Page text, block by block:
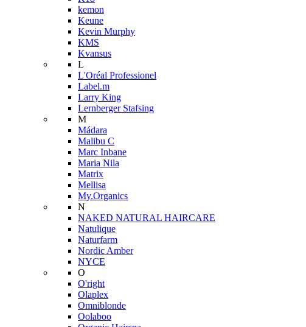
kemon
Keune
Kevin Murphy
KMS
Kvansus
L
L'Oréal Professionel
Label.m
Larry King
Lernberger Stafsing
M
Mádara
Malibu C
Marc Inbane
Maria Nila
Matrix
Mellisa
My.Organics
N
NAKED NATURAL HAIRCARE
Natulique
Naturfarm
Nordic Amber
NYCE
O
O'right
Olaplex
Omniblonde
Oolaboo